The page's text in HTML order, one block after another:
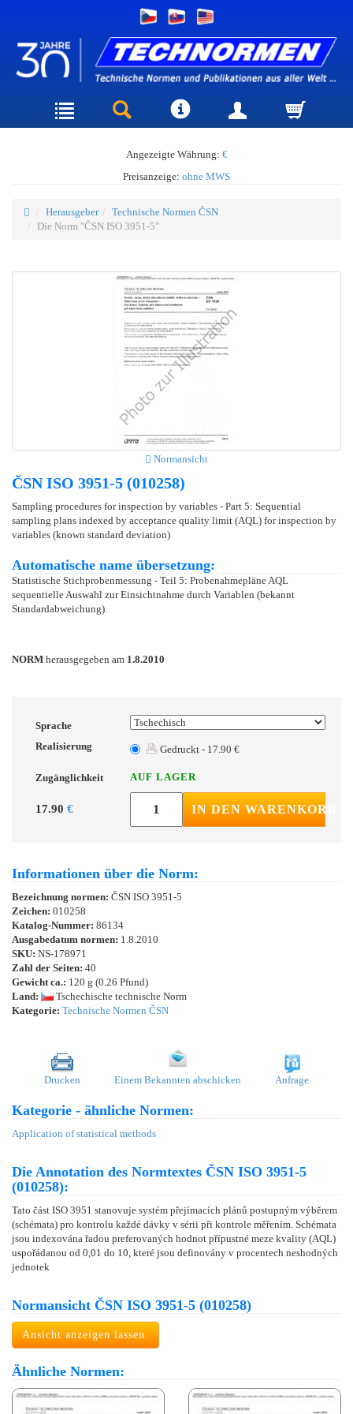
Angezeigte Währung: €
Preisanzeige: ohne MWS
Herausgeber
Technische Normen ČSN
Die Norm "ČSN ISO 3951-5"
Normansicht
ČSN ISO 3951-5 (010258)
Sampling procedures for inspection by variables - Part 5: Sequential
sampling plans indexed by acceptance quality limit (AQL) for inspection by
variables (known standard deviation)
Automatische name übersetzung:
Statistische Stichprobenmessung - Teil 5: Probenahmepläne AQL
sequentielle Auswahl zur Einsichtnahme durch Variablen (bekannt
Standardabweichung).
NORM herausgegeben am 1.8.2010
Sprache
Realisierung
Gedruckt - 17.90 €
Zugänglichkeit AUF LAGER
17.90 € IN DEN WARENKORB
Informationen über die Norm:
Bezeichnung normen: ČSN ISO 3951-5
Zeichen: 010258
Katalog-Nummer: 86134
Ausgabedatum normen: 1.8.2010
SKU: NS-178971
Zahl der Seiten: 40
Gewicht ca.: 120 g (0.26 Pfund)
Land:
Tschechische technische Norm
Kategorie: Technische Normen ČSN
Drucken Einem Bekannten abschicken Anfrage
Kategorie - ähnliche Normen:
Application of statistical methods
Die Annotation des Normtextes ČSN ISO 3951-5
(010258):
Tato část ISO 3951 stanovuje systém přejímacích plánů postupným výběrem
(schémata) pro kontrolu každé dávky v sérii při kontrole měřením. Schémata
jsou indexována řadou preferovaných hodnot přípustné meze kvality (AQL)
uspořádanou od 0,01 do 10, které jsou definovány v procentech neshodných
jednotek
Normansicht ČSN ISO 3951-5 (010258)
Ansicht anzeigen lassen.
Ähnliche Normen: